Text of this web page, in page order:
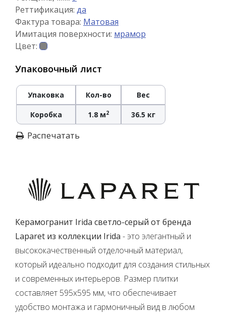
Реттификация: да
Фактура товара: Матовая
Имитация поверхности: мрамор
Цвет:
Упаковочный лист
Упаковка Кол-во Вес
Коробка 1.8 м2 36.5 кг
Распечатать
Керамогранит Irida светло-серый от бренда
Laparet из коллекции Irida - это элегантный и
высококачественный отделочный материал,
который идеально подходит для создания стильных
и современных интерьеров. Размер плитки
составляет 595x595 мм, что обеспечивает
удобство монтажа и гармоничный вид в любом